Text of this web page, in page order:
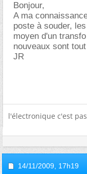
Bonjour,
A ma
poste à souder,
moyen d'un
nouveaux sont
JR
l'électronique c'est
14/11/2009, 17h19